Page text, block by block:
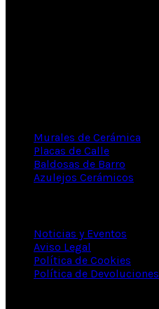
Murales de Cerámica
Placas de Calle
Baldosas de Barro
Azulejos Cerámicos
Noticias y Eventos
Aviso Legal
Política de Cookies
Política de Devoluciones